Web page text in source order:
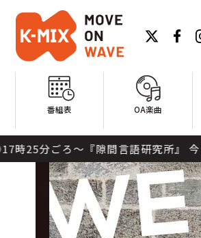
番組表 OA楽曲
語研究所』 今日のお題は『